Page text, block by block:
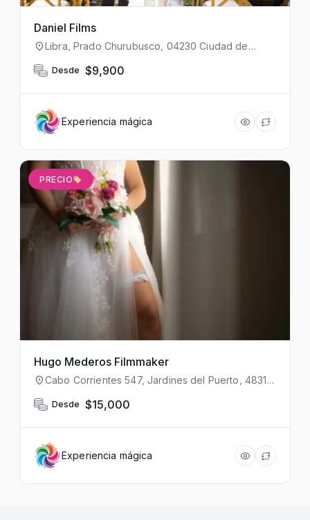
Daniel Films
Libra, Prado Churubusco, 04230 Ciudad de
Desde $9,900
Experiencia mágica
PRECIO
Hugo Mederos Filmmaker
Cabo Corrientes 547, Jardines del Puerto, 48315
Desde $15,000
Experiencia mágica